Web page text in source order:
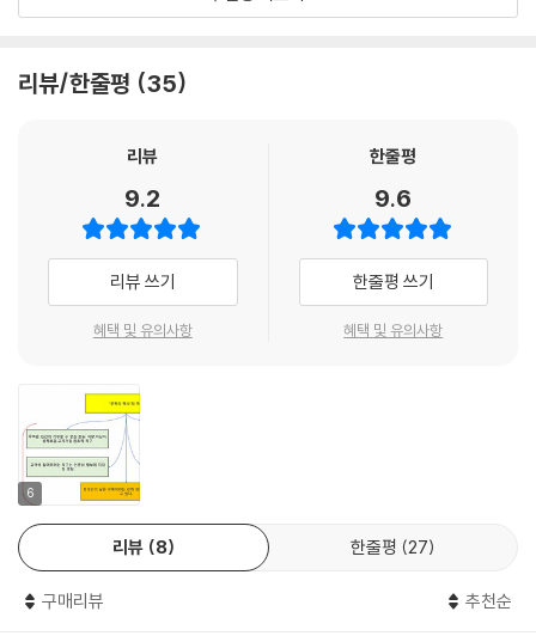
할 수 없었다. 그러자 때로는 급습하는 방법을 썼다. 포르투갈은 카르타스
(cartaz, 통행증)를 발급하여 폭력적 갈취를 일삼았는데, 아시아의 선박
꼴을 당하기 십상이었다.
하지만 포르투갈은 카르타스를 제도적으로 실시할 능력마저 부족했다. 통
행증 자체는 명목상의 가격에 팔렸고, 아시아 선박이 관세를 징수하는 포
르투갈 관할의 항구에 들르도록 강제하는 수단으로 기능했다. 예를 들어 1
540년 구자라트의 선박이 억류되었는데, 카르타스에 명시된 페르시아만
의 최종 목적지가 인도양에서의 위치와 부합되지 않았기 때문이다. 관세가
화물 가치의 6퍼센트 정도로 낮았다는 점은 포르투갈이 인도양 해상 운송
포르투갈이 대대적으로 카르타스를 징수하고 전함을 운용하며 항구를 요
새화하는 대신 한정된 자원을 교역에 집중했다면 향료, 실크, 고급 면직물,
자기, 진주를 희망봉 너머로 싣고 와서 유럽의 가장 부강한 나라로 발돋움
했을 것이다. 왕실, 상인, 선장은 향료 교역으로 큰 이익을 얻었지만 포르투
갈이라는 나라 자체는 세계 제국을 운용하느라 막대한 군사비를 지출하고
파산했다. 포르투갈은 만성적으로 부채에 시달리는 ‘제노바의 인도 제
도’로 알려졌으며 이탈리아 상인, 푸거(Fugger) 가문이 운영하는 독일 은
행, 왕국의 주요 채권자들에게 빚을 졌다.--- 「7장 대항해시대:포루투갈
교역 제국」 중에서
“무역할 것인가, 침략할 것인가, 보호할 것인가!”
류 전 역사에 걸쳐 서서히 진행된 과정이다. 메소포타미아에서 발견된 최
초의 기록은 당시 잉여 곡물과 금속을 교환한 거래가 있었음을 명백히 보
여준다. 로마와 한나라 사이의 고대 교역은 수많은 중개인을 거치며 실크
로드 전역에서 활발하게 이루어졌고, ‘무역의 종교’ 이슬람이 발흥하자 안
달루시아에서 필리핀까지 범이슬람 상권이 형성되었다. 이 인도양 교역 체
계에서 각 국은 예외 없이 ‘무역할 것인가’, ‘침략할 것인가’, 아니면 ‘보호할
것인가’의 선택에 직면했다. 작은 도시국가에서부터 세계 최고의 제국에
교역 환경을 맞았고 나라의 운명이 결정되기도 했다.
포르투갈이 인도양의 서쪽 관문을 지키던 ‘무슬림 봉쇄’를 깨고 희망봉을
돌아가는 데 성공하면서 오늘날처럼 다시 서양이 상업을 지배하는 시대가
열렸다. 그러나 포르투갈 교역 제국도 한 세기 뒤 네덜란드에게 밀려났으
며, 네덜란드는 다시 영국 동인도회사에 밀렸다. 이렇게 세계가 ‘평평해지
는’ 과정에서 승자와 패자가 모두 생겼으며 패권 경쟁에서 밀려난 나라는
열강의 노리개로 전락했다. 한쪽 사람들을 먹이는 길은 다른 쪽 사람들을
비싸게 팔아 이익을 남기려는 인류의 오래된 욕구는 제국의 설립, 전쟁, 무
낳았다. 무역의 역사에 대한 해박한 지식을 갖춘 번스타인이야말로 무역의
- 리처드 실라 (Rychard Sylla, 뉴욕대 스턴 경영대학교 경제사 및 금융사학과 교
무역전쟁이 새로운 현상이라고 생각하는가? ‘그렇다’고 답했다면 다시 생
각해 봐야 할 것이다. 윌리엄 번스타인은 무역의 역사에 대한 경이로운 수
준의 이해를 바탕으로, 이야기꾼으로서 무역이 인간에게 미치는 영향을 조
독자를 ‘유령선’이 출몰하는 바다와 위험천만한 대륙 횡단 여행의 시대로
데려간다. 이 과정에서 저자는 미중 무역 갈등의 뿌리를 파헤치고, 세계가
그 어느 때보다 상업을 통해 긴밀하게 연결된 이 시대에도 자유무역에 대
한 오랜 반발이 계속되고 있음을 잘 보여준다. 번스타인은 거장의 통찰력
으로 역사를 꿰뚫어 독자가 이 시대의 뿌리 깊은 분열을 이해할 수 있도록
도와준다.
리뷰/한줄평 35
리뷰
9.2
리뷰 쓰기
혜택 및 유의사항
한줄평
9.6
한줄평 쓰기
혜택 및 유의사항
6
리뷰 8 한줄평 27
구매리뷰 추천순